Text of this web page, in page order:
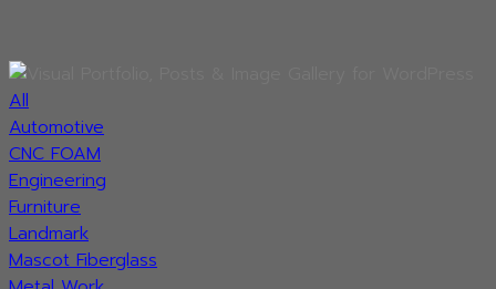
All
Automotive
CNC FOAM
Engineering
Furniture
Landmark
Mascot Fiberglass